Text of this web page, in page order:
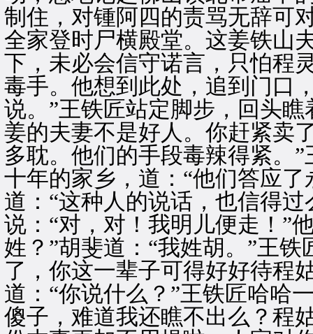
制住，对锺阿四的责骂无辞可
全家登时尸横殿堂。这姜铁山
下，未必会信守诺言，只怕程
毒手。他想到此处，追到门口
说。”王铁匠站定脚步，回头
姜的夫妻不是好人。你赶紧卖
多耽。他们的手段毒辣得紧。
十年的家乡，道：“他们答应
道：“这种人的说话，也信得
说：“对，对！我明儿便走！”
姓？”胡斐道：“我姓胡。”王
了，你这一辈子可得好好待程
道：“你说什么？”王铁匠哈哈
傻子，难道我还瞧不出么？程